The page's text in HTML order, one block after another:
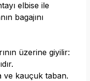
elbise ile
bagajını
üzerine giyilir:
ve kauçuk taban.